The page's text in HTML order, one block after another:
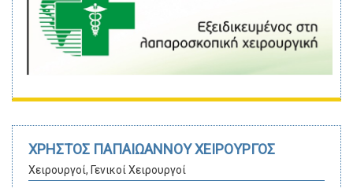
ΧΡΗΣΤΟΣ ΠΑΠΑΙΩΑΝΝΟΥ ΧΕΙΡΟΥΡΓΟΣ
Χειρουργοί, Γενικοί Χειρουργοί